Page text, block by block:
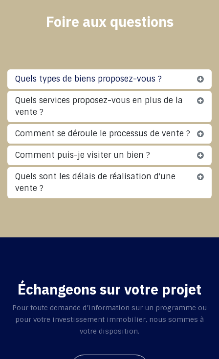
Foire aux questions
Quels types de biens proposez-vous ?
Quels services proposez-vous en plus de la
vente ?
Comment se déroule le processus de vente ?
Comment puis-je visiter un bien ?
Quels sont les délais de réalisation d'une
vente ?
Échangeons sur votre projet
Pour toute demande d’information sur un programme ou
pour votre investissement immobilier, nous sommes à
votre disposition.